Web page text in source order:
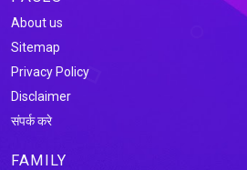
About us
Sitemap
Privacy Policy
Disclaimer
संपर्क करे
FAMILY